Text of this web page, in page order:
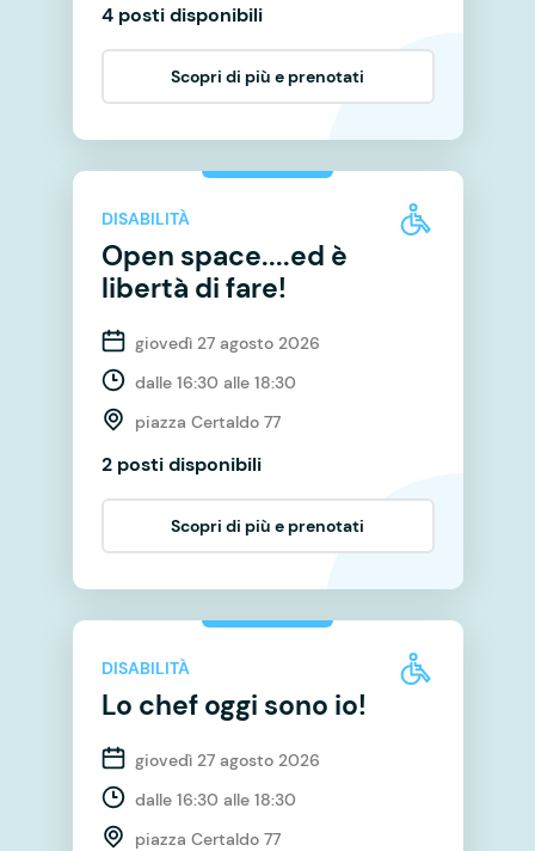
4 posti disponibili
Scopri di più e prenotati
DISABILITÀ
Open space....ed è
libertà di fare!
giovedì 27 agosto 2026
dalle 16:30 alle 18:30
piazza Certaldo 77
2 posti disponibili
Scopri di più e prenotati
DISABILITÀ
Lo chef oggi sono io!
giovedì 27 agosto 2026
dalle 16:30 alle 18:30
piazza Certaldo 77